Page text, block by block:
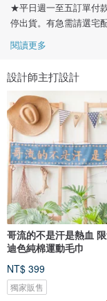
★平日週一至五訂單付
停出貨。有急需請選宅
閱讀更多
設計師主打設計
哥流的不是汗是熱血
迪色純棉運動毛巾
NT$ 399
獨家販售